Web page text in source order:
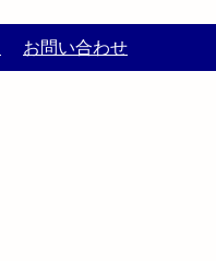
お問い合わせ